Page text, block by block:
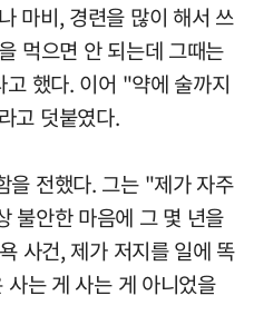
마비, 경련을 많이 해서 쓰
먹으면 안 되는데 그때는
했다. 이어 "약에 술까지
고 덧붙였다.
을 전했다. 그는 "제가 자주
불안한 마음에 그 몇 년을
사건, 제가 저지를 일에 똑
는 게 사는 게 아니었을